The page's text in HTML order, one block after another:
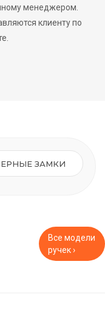
менеджером.
клиенту по
ЗАМКИ
Все модели
ручек ›